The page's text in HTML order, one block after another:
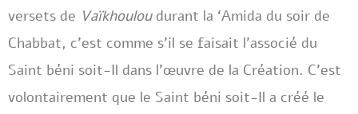
versets de Vaïkhouloudurant la ‘Amida du soir de
Chabbat, c’est comme s’il se faisait l’associé du
Saint béni soit-Il dans l’œuvre de la Création. C’est
volontairement que le Saint béni soit-Il a créé le